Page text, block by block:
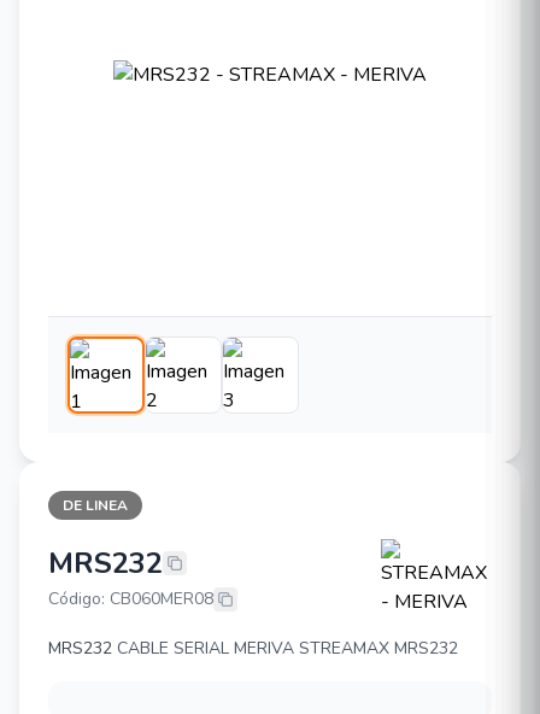
DE LINEA
STREAMAX - MERIVA MRS232
MRS232
Código: CB060MER08
MRS232 CABLE SERIAL MERIVA STREAMAX MRS232